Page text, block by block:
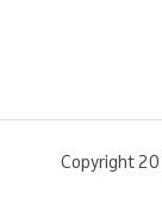
Copyright